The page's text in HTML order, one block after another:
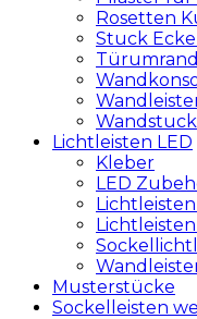
Rosetten
Stuck
Wandstuck
Lichtleisten LED
Kleber
LED
Lichtleisten
Musterstücke
Sockelleisten